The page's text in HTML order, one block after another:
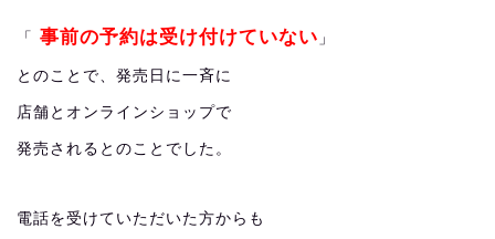
「 事前の予約は受け付けていない 」
とのことで、発売日に一斉に
店舗とオンラインショップで
発売されるとのことでした。
電話を受けていただいた方からも